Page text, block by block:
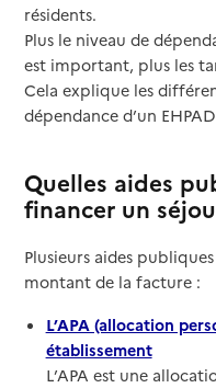
résidents.
Plus le niveau de
est important, plus les
Cela explique les
dépendance d’un
Quelles aides
financer un
Plusieurs aides
montant de la facture :
L’APA (allocation
établissement
L’APA est une